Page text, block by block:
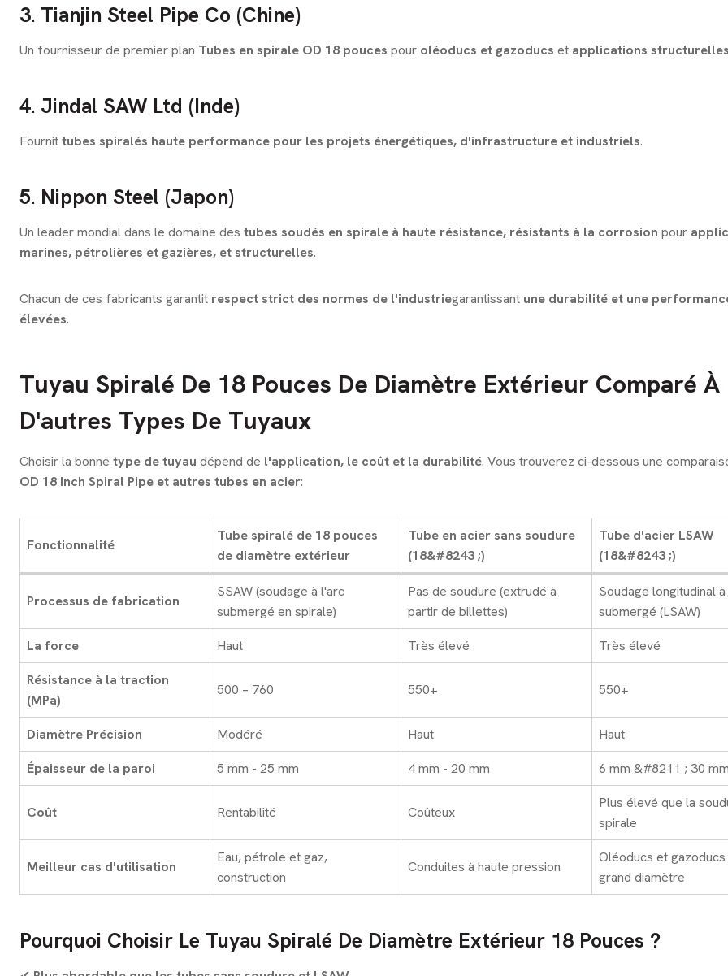
3. Tianjin Steel Pipe Co (Chine)
Un fournisseur de premier plan Tubes en spirale OD 18 pouces pour oléoducs et gazoducs et applications structurelles
4. Jindal SAW Ltd (Inde)
Fournittubes spiralés haute performance pour les projets énergétiques, d'infrastructure et industriels.
5. Nippon Steel (Japon)
Un leader mondial dans le domaine des tubes soudés en spirale à haute résistance, résistants à la corrosion pour
marines, pétrolières et gazières, et structurelles.
Chacun de ces fabricants garantit respect strict des normes de l'industriegarantissant une durabilité et une
élevées.
Tuyau Spiralé De 18 Pouces De Diamètre Extérieur Comparé À
D'autres Types De Tuyaux
Choisir la bonne type de tuyau dépend de l'application, le coût et la durabilité. Vous trouverez ci-dessous une
OD 18 Inch Spiral Pipe et autres tubes en acier:
Fonctionnalité
Tube spiralé de 18 pouces
de diamètre extérieur
Tube en acier sans soudure
(18&#8243 ;)
Tube d'acier LSAW
(18&#8243 ;)
Processus de fabrication
SSAW (soudage à l'arc
submergé en spirale)
Pas de soudure (extrudé à
partir de billettes)
Soudage longitudinal
submergé (LSAW)
La force
Haut Très élevé
Très élevé
Résistance à la traction
(MPa)
500 – 760 550+ 550+
Diamètre Précision Modéré Haut
Haut
Épaisseur de la paroi
5 mm - 25 mm 4 mm - 20 mm 6 mm &#8211 ; 30 mm
Coût Rentabilité Coûteux
Plus élevé que la
spirale
Meilleur cas d'utilisation
Eau, pétrole et gaz,
construction
Conduites à haute pression
Oléoducs et gazoducs
grand diamètre
Pourquoi Choisir Le Tuyau Spiralé De Diamètre Extérieur 18 Pouces ?